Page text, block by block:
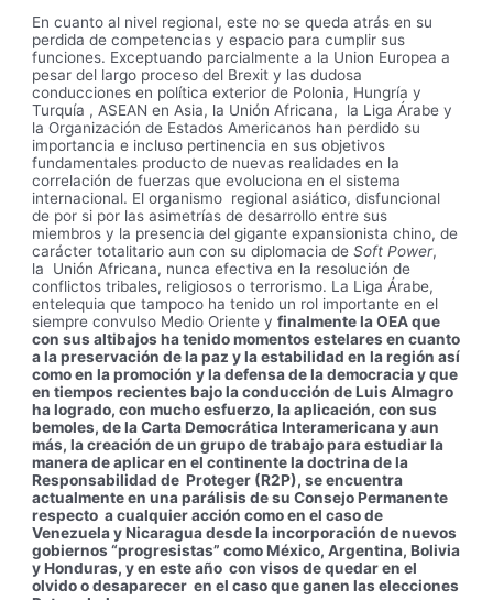
En cuanto al nivel regional, este no se queda atrás en su
perdida de competencias y espacio para cumplir sus
funciones. Exceptuando parcialmente a la Union Europea a
pesar del largo proceso del Brexit y las dudosa
conducciones en política exterior de Polonia, Hungría y
Turquía , ASEAN en Asia, la Unión Africana, la Liga Árabe y
la Organización de Estados Americanos han perdido su
importancia e incluso pertinencia en sus objetivos
fundamentales producto de nuevas realidades en la
correlación de fuerzas que evoluciona en el sistema
internacional. El organismo regional asiático, disfuncional
de por si por las asimetrías de desarrollo entre sus
miembros y la presencia del gigante expansionista chino, de
carácter totalitario aun con su diplomacia deSoft Power,
la Unión Africana, nunca efectiva en la resolución de
conflictos tribales, religiosos o terrorismo. La Liga Árabe,
entelequia que tampoco ha tenido un rol importante en el
siempre convulso Medio Oriente yfinalmente la OEA que
con sus altibajos ha tenido momentos estelares en cuanto
a la preservación de la paz y la estabilidad en la región así
como en la promoción y la defensa de la democracia y que
en tiempos recientes bajo la conducción de Luis Almagro
ha logrado, con mucho esfuerzo, la aplicación, con sus
bemoles, de la Carta Democrática Interamericana y aun
más, la creación de un grupo de trabajo para estudiar la
manera de aplicar en el continente la doctrina de la
Responsabilidad de Proteger (R2P), se encuentra
actualmente en una parálisis de su Consejo Permanente
respecto a cualquier acción como en el caso de
Venezuela y Nicaragua desde la incorporación de nuevos
gobiernos “progresistas” como México, Argentina, Bolivia
y Honduras, y en este año con visos de quedar en el
olvido o desaparecer en el caso que ganen las elecciones